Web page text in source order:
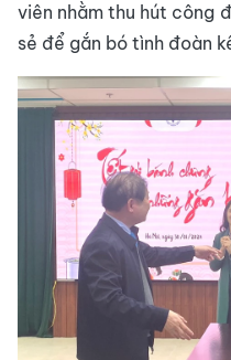
viên nhằm thu hút công
sẻ để gắn bó tình đoàn